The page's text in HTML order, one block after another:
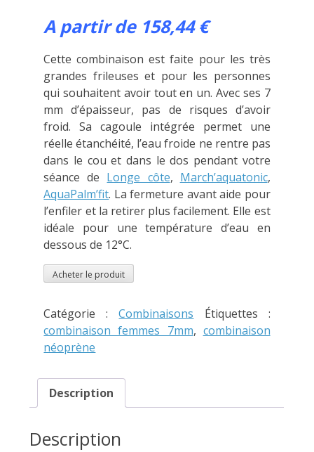
A partir de 158,44 €
Cette combinaison est faite pour les très
grandes frileuses et pour les personnes
qui souhaitent avoir tout en un. Avec ses 7
mm d’épaisseur, pas de risques d’avoir
froid. Sa cagoule intégrée permet une
réelle étanchéité, l’eau froide ne rentre pas
dans le cou et dans le dos pendant votre
séance de Longe côte, March’aquatonic,
AquaPalm’fit. La fermeture avant aide pour
l’enfiler et la retirer plus facilement. Elle est
idéale pour une température d’eau en
dessous de 12°C.
Acheter le produit
Catégorie :Combinaisons
Étiquettes :
combinaison femmes 7mm, combinaison
néoprène
Description
Description